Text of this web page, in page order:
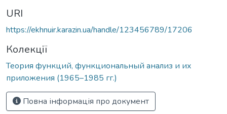
URI
https://ekhnuir.karazin.ua/handle/123456789/17206
Колекції
Теория функций, функциональный анализ и их
приложения (1965–1985 гг.)
Повна інформація про документ